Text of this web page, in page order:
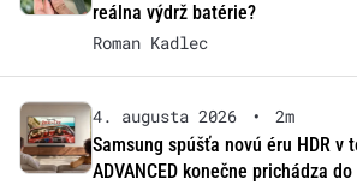
reálna výdrž batérie?
Roman Kadlec
4. augusta 2026 •
2m
Samsung spúšťa novú éru HDR v
ADVANCED konečne prichádza